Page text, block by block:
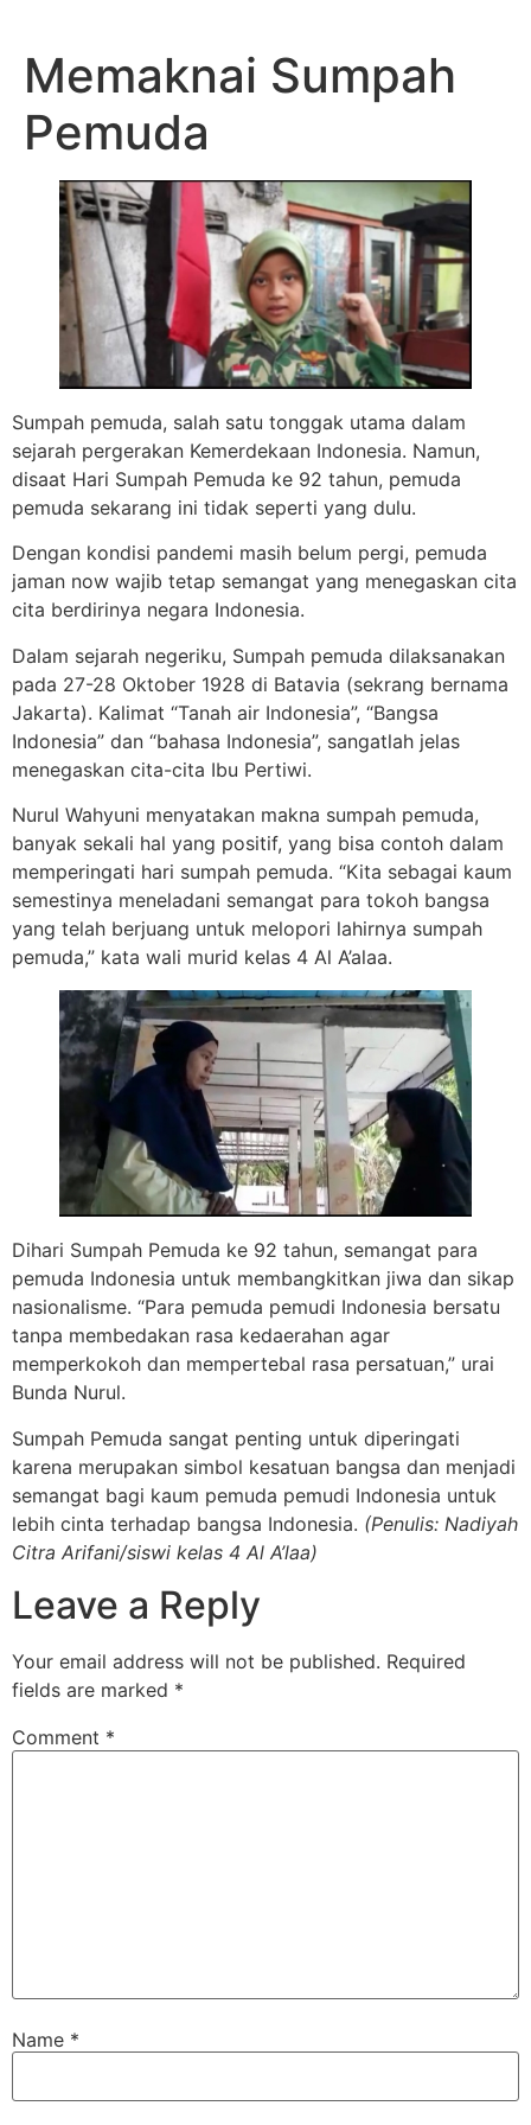
Memaknai Sumpah
Pemuda
Sumpah pemuda, salah satu tonggak utama dalam
sejarah pergerakan Kemerdekaan Indonesia. Namun,
disaat Hari Sumpah Pemuda ke 92 tahun, pemuda
pemuda sekarang ini tidak seperti yang dulu.
Dengan kondisi pandemi masih belum pergi, pemuda
jaman now wajib tetap semangat yang menegaskan cita
cita berdirinya negara Indonesia.
Dalam sejarah negeriku, Sumpah pemuda dilaksanakan
pada 27-28 Oktober 1928 di Batavia (sekrang bernama
Jakarta). Kalimat “Tanah air Indonesia”, “Bangsa
Indonesia” dan “bahasa Indonesia”, sangatlah jelas
menegaskan cita-cita Ibu Pertiwi.
Nurul Wahyuni menyatakan makna sumpah pemuda,
banyak sekali hal yang positif, yang bisa contoh dalam
memperingati hari sumpah pemuda. “Kita sebagai kaum
semestinya meneladani semangat para tokoh bangsa
yang telah berjuang untuk melopori lahirnya sumpah
pemuda,” kata wali murid kelas 4 Al A’alaa.
Dihari Sumpah Pemuda ke 92 tahun, semangat para
pemuda Indonesia untuk membangkitkan jiwa dan sikap
nasionalisme. “Para pemuda pemudi Indonesia bersatu
tanpa membedakan rasa kedaerahan agar
memperkokoh dan mempertebal rasa persatuan,” urai
Bunda Nurul.
Sumpah Pemuda sangat penting untuk diperingati
karena merupakan simbol kesatuan bangsa dan menjadi
semangat bagi kaum pemuda pemudi Indonesia untuk
lebih cinta terhadap bangsa Indonesia. (Penulis: Nadiyah
Citra Arifani/siswi kelas 4 Al A’laa)
Leave a Reply
Your email address will not be published. Required
fields are marked *
Comment *
Name *